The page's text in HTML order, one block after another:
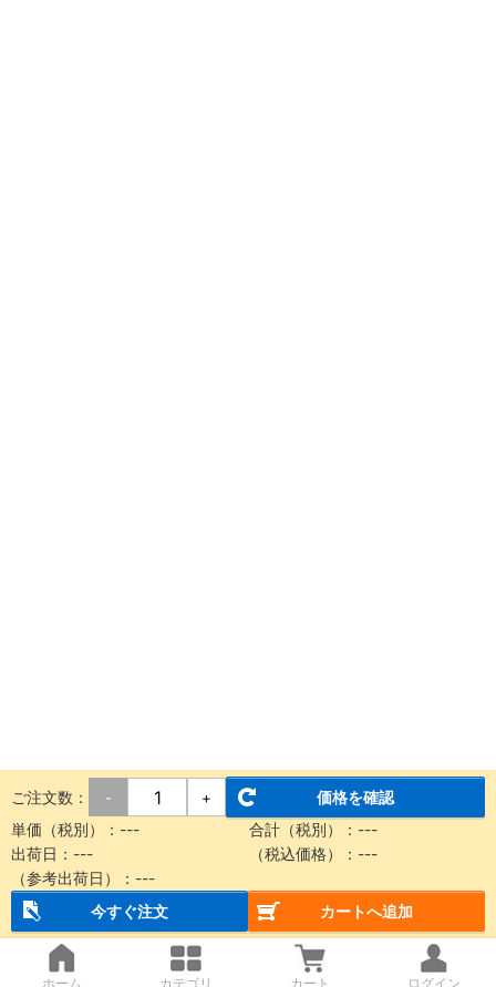
ご注文数： - +
価格を確認
単価（税別）： --- 合計（税別）： ---
出荷日： --- （税込価格）： ---
（参考出荷日）： ---
今すぐ注文
カートへ追加
ホーム カテゴリ カート ログイン